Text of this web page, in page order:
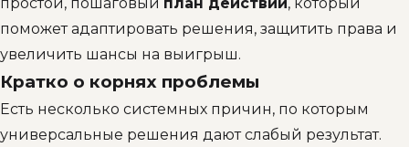
поможет адаптировать решения, защитить права и
увеличить шансы на выигрыш.
Кратко о корнях проблемы
Есть несколько системных причин, по которым
универсальные решения дают слабый результат.